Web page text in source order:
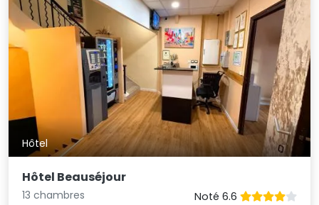
Hôtel
Hôtel Beauséjour
13 chambres
Noté 6.6